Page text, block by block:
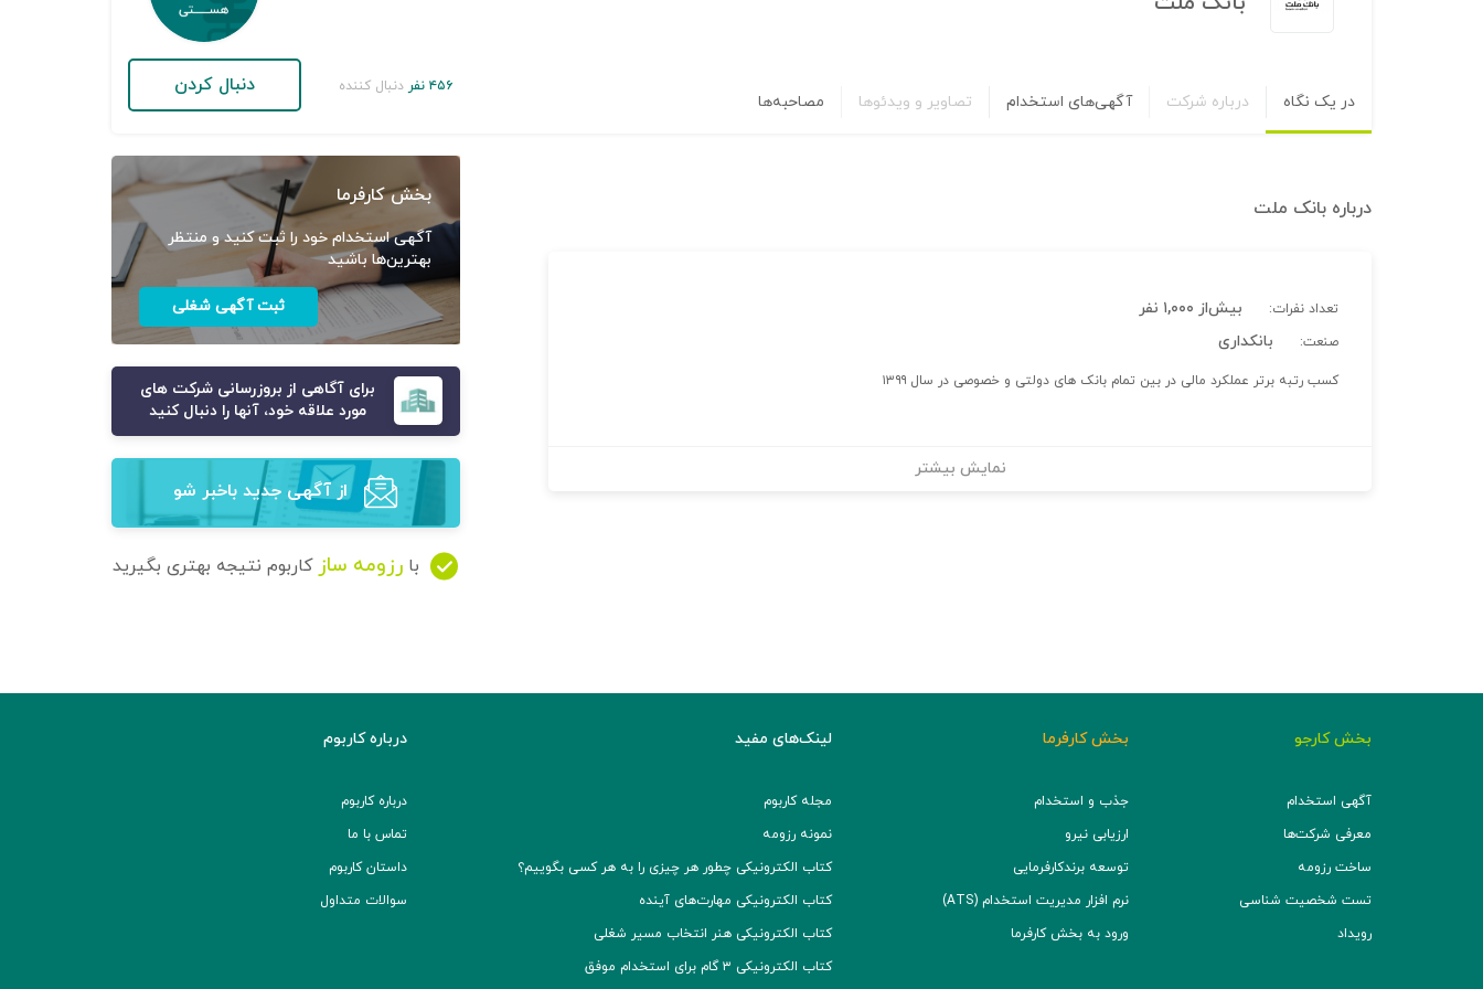
در یک نگاه درباره شرکت آگهی‌های استخدام تصاویر و ویدئوها مصاحبه‌ها
۴۵۶ نفر دنبال کننده دنبال کردن
درباره بانک ملت
تعداد نفرات: بیش‌از ۱,۰۰۰ نفر
صنعت: بانکداری
کسب رتبه برتر عملکرد مالی در بین تمام بانک های دولتی و خصوصی در سال ۱۳۹۹
نمایش بیشتر
بخش کارفرما
آگهی استخدام خود را ثبت کنید و منتظر
بهترین‌ها باشید
ثبت آگهی شغلی
برای آگاهی از بروزرسانی شرکت های
مورد علاقه خود، آنها را دنبال کنید
از آگهی‌ جدید باخبر شو
با رزومه ساز کاربوم نتیجه بهتری بگیرید
بخش کارجو
آگهی استخدام
معرفی شرکت‌ها
ساخت رزومه
تست شخصیت شناسی
رویداد
بخش کارفرما
جذب و استخدام
ارزیابی نیرو
توسعه برند‌کارفرمایی
نرم افزار مدیریت استخدام (ATS)
ورود به بخش کارفرما
لینک‌های مفید
مجله کاربوم
نمونه رزومه
کتاب الکترونیکی چطور هر چیزی را به هر کسی بگوییم؟
کتاب الکترونیکی مهارت‌های آینده
کتاب الکترونیکی هنر انتخاب مسیر شغلی
کتاب الکترونیکی ۳ گام برای استخدام موفق
درباره کاربوم
درباره کاربوم
تماس با ما
داستان کاربوم
سوالات متداول